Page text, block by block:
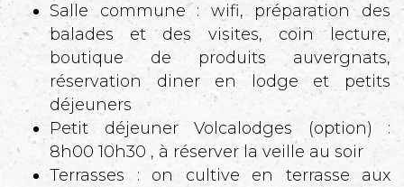
Salle commune : wifi, préparation des
balades et des visites, coin lecture,
boutique de produits auvergnats,
réservation diner en lodge et petits
déjeuners
Petit déjeuner Volcalodges (option) :
8h00 10h30 , à réserver la veille au soir
Terrasses : on cultive en terrasse aux